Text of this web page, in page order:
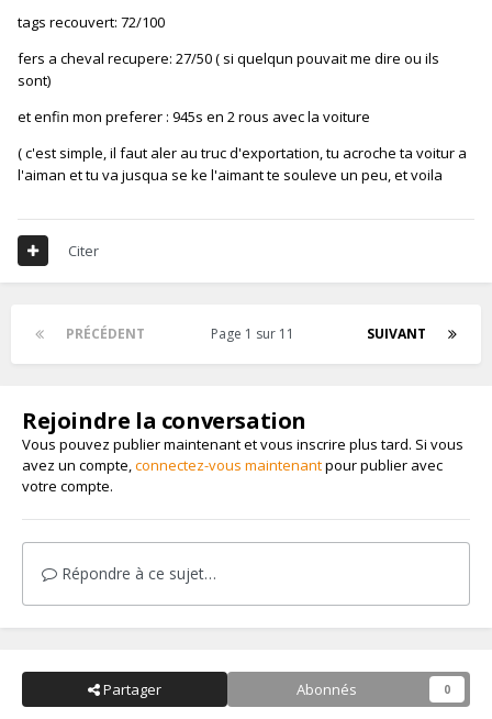
tags recouvert: 72/100
fers a cheval recupere: 27/50 ( si quelqun pouvait me dire ou ils
sont)
et enfin mon preferer : 945s en 2 rous avec la voiture
( c'est simple, il faut aler au truc d'exportation, tu acroche ta voitur a
l'aiman et tu va jusqua se ke l'aimant te souleve un peu, et voila
Citer
PRÉCÉDENT SUIVANT
Page 1 sur 11
Rejoindre la conversation
Vous pouvez publier maintenant et vous inscrire plus tard. Si vous
avez un compte, connectez-vous maintenantpour publier avec
votre compte.
Répondre à ce sujet…
Partager Abonnés 0